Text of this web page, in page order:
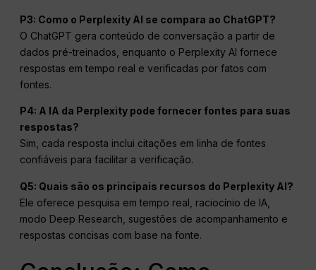
P3: Como o Perplexity AI se compara ao ChatGPT?
O ChatGPT gera conteúdo de conversação a partir de
dados pré-treinados, enquanto o Perplexity AI fornece
respostas em tempo real e verificadas por fatos com
fontes.
P4: A IA da Perplexity pode fornecer fontes para suas
respostas?
Sim, cada resposta inclui citações em linha de fontes
confiáveis para facilitar a verificação.
Q5: Quais são os principais recursos do Perplexity AI?
Ele oferece pesquisa em tempo real, raciocínio de IA,
modo Deep Research, sugestões de acompanhamento e
respostas concisas com base na fonte.